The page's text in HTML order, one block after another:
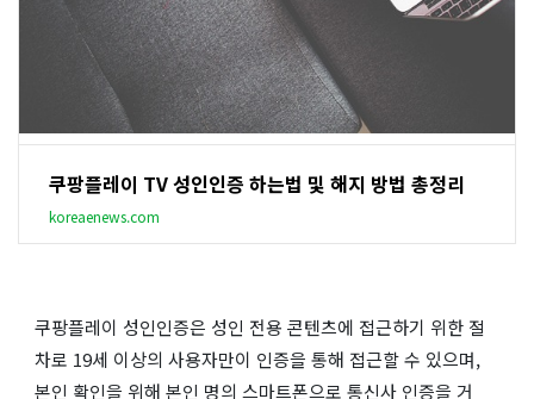
쿠팡플레이 TV 성인인증 하는법 및 해지 방법 총정리
koreaenews.com
쿠팡플레이 성인인증은 성인 전용 콘텐츠에 접근하기 위한 절
차로 19세 이상의 사용자만이 인증을 통해 접근할 수 있으며,
본인 확인을 위해 본인 명의 스마트폰으로 통신사 인증을 거